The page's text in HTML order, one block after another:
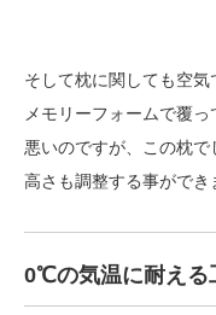
そして枕に関しても空
メモリーフォームで覆
悪いのですが、この枕
高さも調整する事ができ
0℃の気温に耐える